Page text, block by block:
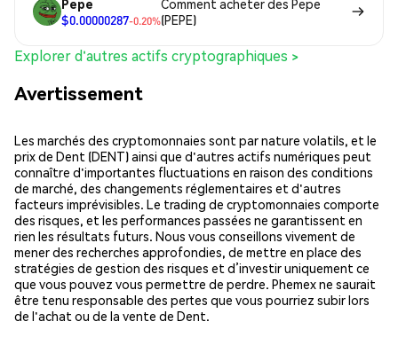
Pepe
$0.00000287-0.20%
Comment acheter des Pepe
(PEPE)
Explorer d'autres actifs cryptographiques >
Avertissement
Les marchés des cryptomonnaies sont par nature volatils, et le
prix de Dent (DENT) ainsi que d'autres actifs numériques peut
connaître d'importantes fluctuations en raison des conditions
de marché, des changements réglementaires et d'autres
facteurs imprévisibles. Le trading de cryptomonnaies comporte
des risques, et les performances passées ne garantissent en
rien les résultats futurs. Nous vous conseillons vivement de
mener des recherches approfondies, de mettre en place des
stratégies de gestion des risques et d’investir uniquement ce
que vous pouvez vous permettre de perdre. Phemex ne saurait
être tenu responsable des pertes que vous pourriez subir lors
de l'achat ou de la vente de Dent.